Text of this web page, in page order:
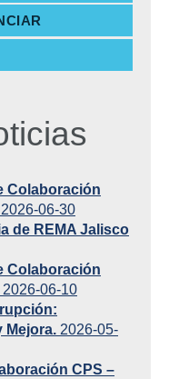
Colaboración
2026-06-30
de REMA Jalisco
Colaboración
2026-06-10
Mejora. 2026-05-
CPS –